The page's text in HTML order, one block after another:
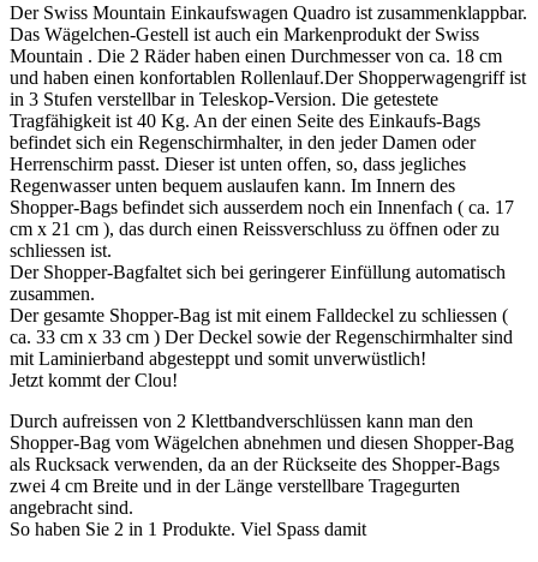
Der Swiss Mountain Einkaufswagen Quadro ist zusammenklappbar.
Das Wägelchen-Gestell ist auch ein Markenprodukt der Swiss
Mountain . Die 2 Räder haben einen Durchmesser von ca. 18 cm
und haben einen konfortablen Rollenlauf.Der Shopperwagengriff ist
in 3 Stufen verstellbar in Teleskop-Version. Die getestete
Tragfähigkeit ist 40 Kg. An der einen Seite des Einkaufs-Bags
befindet sich ein Regenschirmhalter, in den jeder Damen oder
Herrenschirm passt. Dieser ist unten offen, so, dass jegliches
Regenwasser unten bequem auslaufen kann. Im Innern des
Shopper-Bags befindet sich ausserdem noch ein Innenfach ( ca. 17
cm x 21 cm ), das durch einen Reissverschluss zu öffnen oder zu
schliessen ist.
Der Shopper-Bagfaltet sich bei geringerer Einfüllung automatisch
zusammen.
Der gesamte Shopper-Bag ist mit einem Falldeckel zu schliessen (
ca. 33 cm x 33 cm ) Der Deckel sowie der Regenschirmhalter sind
mit Laminierband abgesteppt und somit unverwüstlich!
Jetzt kommt der Clou!
Durch aufreissen von 2 Klettbandverschlüssen kann man den
Shopper-Bag vom Wägelchen abnehmen und diesen Shopper-Bag
als Rucksack verwenden, da an der Rückseite des Shopper-Bags
zwei 4 cm Breite und in der Länge verstellbare Tragegurten
angebracht sind.
So haben Sie 2 in 1 Produkte. Viel Spass damit